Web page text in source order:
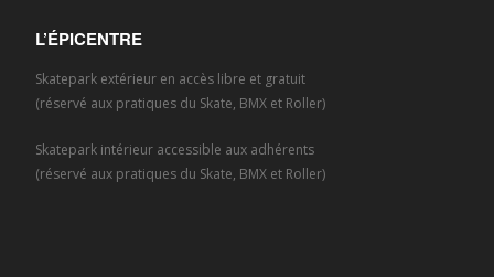
L’ÉPICENTRE
Skatepark extérieur en accès libre et gratuit
(réservé aux pratiques du Skate, BMX et Roller)
Skatepark intérieur accessible aux adhérents
(réservé aux pratiques du Skate, BMX et Roller)